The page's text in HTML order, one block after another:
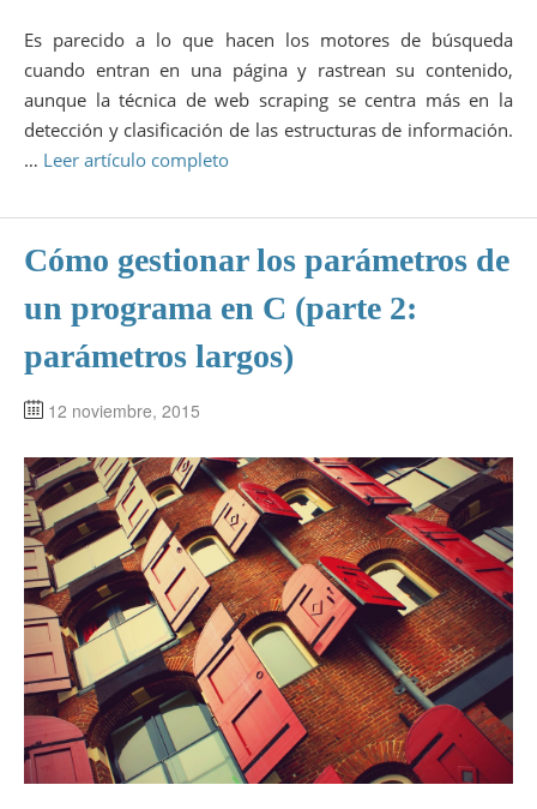
Es parecido a lo que hacen los motores de búsqueda
cuando entran en una página y rastrean su contenido,
aunque la técnica de web scraping se centra más en la
detección y clasificación de las estructuras de información.
… Leer artículo completo
Cómo gestionar los parámetros de
un programa en C (parte 2:
parámetros largos)
12 noviembre, 2015